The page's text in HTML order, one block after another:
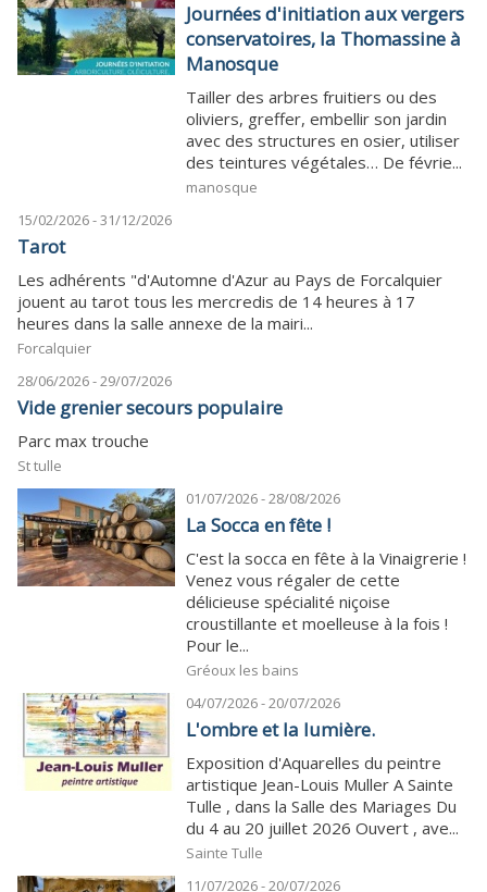
Journées d'initiation aux vergers
conservatoires, la Thomassine à
Manosque
Tailler des arbres fruitiers ou des
oliviers, greffer, embellir son jardin
avec des structures en osier, utiliser
des teintures végétales… De févrie...
manosque
15/02/2026 - 31/12/2026
Tarot
Les adhérents "d'Automne d'Azur au Pays de Forcalquier
jouent au tarot tous les mercredis de 14 heures à 17
heures dans la salle annexe de la mairi...
Forcalquier
28/06/2026 - 29/07/2026
Vide grenier secours populaire
Parc max trouche
St tulle
01/07/2026 - 28/08/2026
La Socca en fête !
C'est la socca en fête à la Vinaigrerie !
Venez vous régaler de cette
délicieuse spécialité niçoise
croustillante et moelleuse à la fois !
Pour le...
Gréoux les bains
04/07/2026 - 20/07/2026
L'ombre et la lumière.
Exposition d'Aquarelles du peintre
artistique Jean-Louis Muller A Sainte
Tulle , dans la Salle des Mariages Du
du 4 au 20 juillet 2026 Ouvert , ave...
Sainte Tulle
11/07/2026 - 20/07/2026